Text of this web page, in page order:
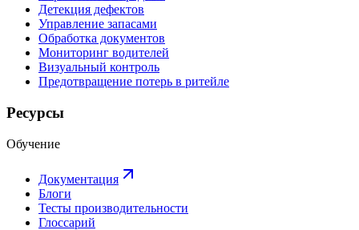
Детекция дефектов
Управление запасами
Обработка документов
Мониторинг водителей
Визуальный контроль
Предотвращение потерь в ритейле
Ресурсы
Обучение
Документация
Блоги
Тесты производительности
Глоссарий